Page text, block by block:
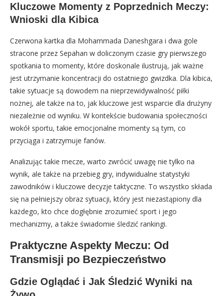
Kluczowe Momenty z Poprzednich Meczy:
Wnioski dla Kibica
Czerwona kartka dla Mohammada Daneshgara i dwa gole
stracone przez Sepahan w doliczonym czasie gry pierwszego
spotkania to momenty, które doskonale ilustrują, jak ważne
jest utrzymanie koncentracji do ostatniego gwizdka. Dla kibica,
takie sytuacje są dowodem na nieprzewidywalność piłki
nożnej, ale także na to, jak kluczowe jest wsparcie dla drużyny
niezależnie od wyniku. W kontekście budowania społeczności
wokół sportu, takie emocjonalne momenty są tym, co
przyciąga i zatrzymuje fanów.
Analizując takie mecze, warto zwrócić uwagę nie tylko na
wynik, ale także na przebieg gry, indywidualne statystyki
zawodników i kluczowe decyzje taktyczne. To wszystko składa
się na pełniejszy obraz sytuacji, który jest niezastąpiony dla
każdego, kto chce dogłębnie zrozumieć sport i jego
mechanizmy, a także świadomie śledzić rankingi.
Praktyczne Aspekty Meczu: Od
Transmisji po Bezpieczeństwo
Gdzie Oglądać i Jak Śledzić Wyniki na